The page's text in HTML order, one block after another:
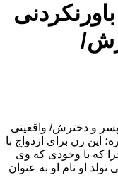
پسر و دخترش/ واقعیتی
این زن برای ازدواج با
که با وجودی که وی
تولد او نام او به عنوان